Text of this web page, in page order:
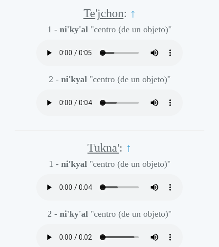
Te'jchon: ↑
1 - ni'ky'al "centro (de un objeto)"
2 - ni'kyal "centro (de un objeto)"
Tukna': ↑
1 - ni'kyal "centro (de un objeto)"
2 - ni'ky'al "centro (de un objeto)"